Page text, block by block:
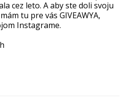
cez leto. A aby ste doli svoju
tu pre vás GIVEAWYA,
Instagrame.